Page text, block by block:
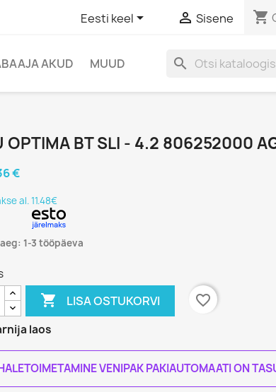
Eesti keel  Sisene shopping_cart
AKUD MUUD search
OPTIMA BT SLI - 4.2 806252000
€
al. 11.48€
1-3 tööpäeva
 LISA OSTUKORVI
favorite_border
laos
VENIPAK PAKIAUTOMAATI ON